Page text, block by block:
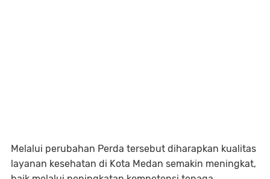
Melalui perubahan Perda tersebut diharapkan kualitas
layanan kesehatan di Kota Medan semakin meningkat,